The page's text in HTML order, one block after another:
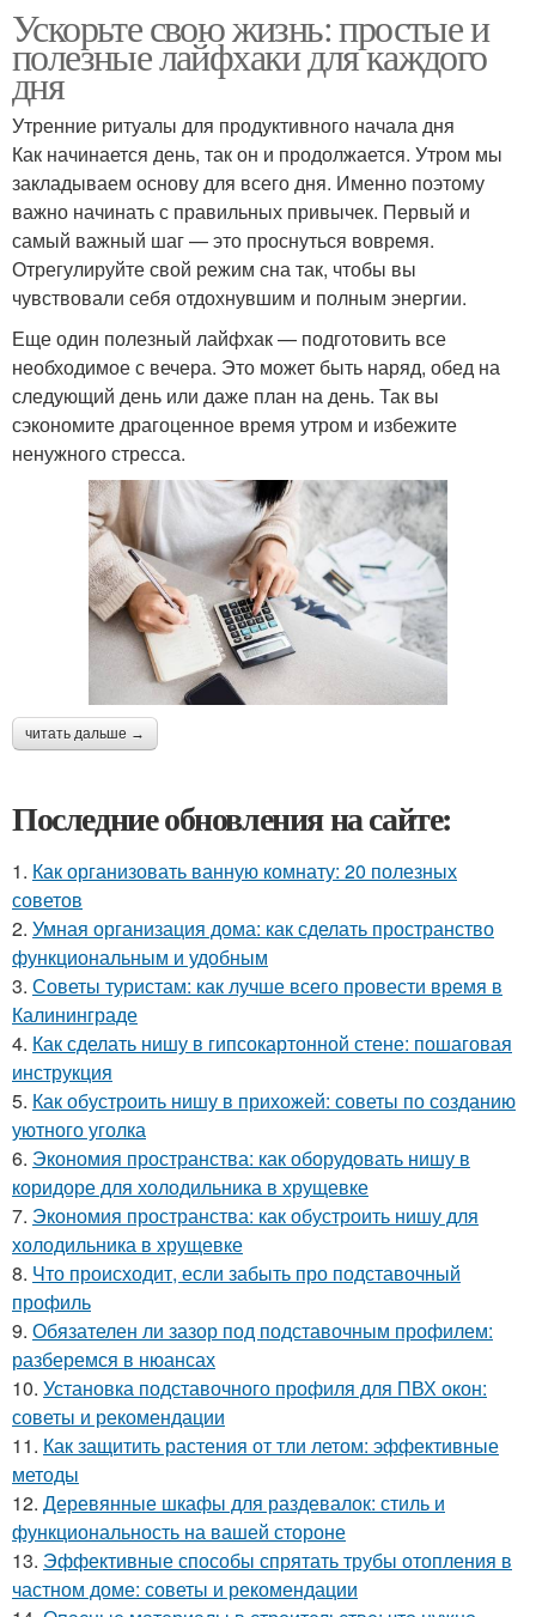
Ускорьте свою жизнь: простые и
полезные лайфхаки для каждого
дня
Утренние ритуалы для продуктивного начала дня
Как начинается день, так он и продолжается. Утром мы
закладываем основу для всего дня. Именно поэтому
важно начинать с правильных привычек. Первый и
самый важный шаг — это проснуться вовремя.
Отрегулируйте свой режим сна так, чтобы вы
чувствовали себя отдохнувшим и полным энергии.
Еще один полезный лайфхак — подготовить все
необходимое с вечера. Это может быть наряд, обед на
следующий день или даже план на день. Так вы
сэкономите драгоценное время утром и избежите
ненужного стресса.
читать дальше →
Последние обновления на сайте:
1. Как организовать ванную комнату: 20 полезных
советов
2. Умная организация дома: как сделать пространство
функциональным и удобным
3. Советы туристам: как лучше всего провести время в
Калининграде
4. Как сделать нишу в гипсокартонной стене: пошаговая
инструкция
5. Как обустроить нишу в прихожей: советы по созданию
уютного уголка
6. Экономия пространства: как оборудовать нишу в
коридоре для холодильника в хрущевке
7. Экономия пространства: как обустроить нишу для
холодильника в хрущевке
8. Что происходит, если забыть про подставочный
профиль
9. Обязателен ли зазор под подставочным профилем:
разберемся в нюансах
10. Установка подставочного профиля для ПВХ окон:
советы и рекомендации
11. Как защитить растения от тли летом: эффективные
методы
12. Деревянные шкафы для раздевалок: стиль и
функциональность на вашей стороне
13. Эффективные способы спрятать трубы отопления в
частном доме: советы и рекомендации